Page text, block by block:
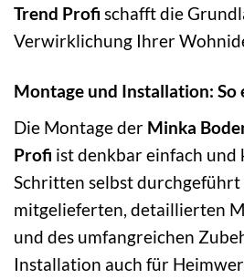
Trend Profi schafft die
Verwirklichung Ihrer
Montage und Installation: So
Die Montage der Minka
Profi ist denkbar einfach und
Schritten selbst
mitgelieferten, detaillierten
und des umfangreichen
Installation auch für